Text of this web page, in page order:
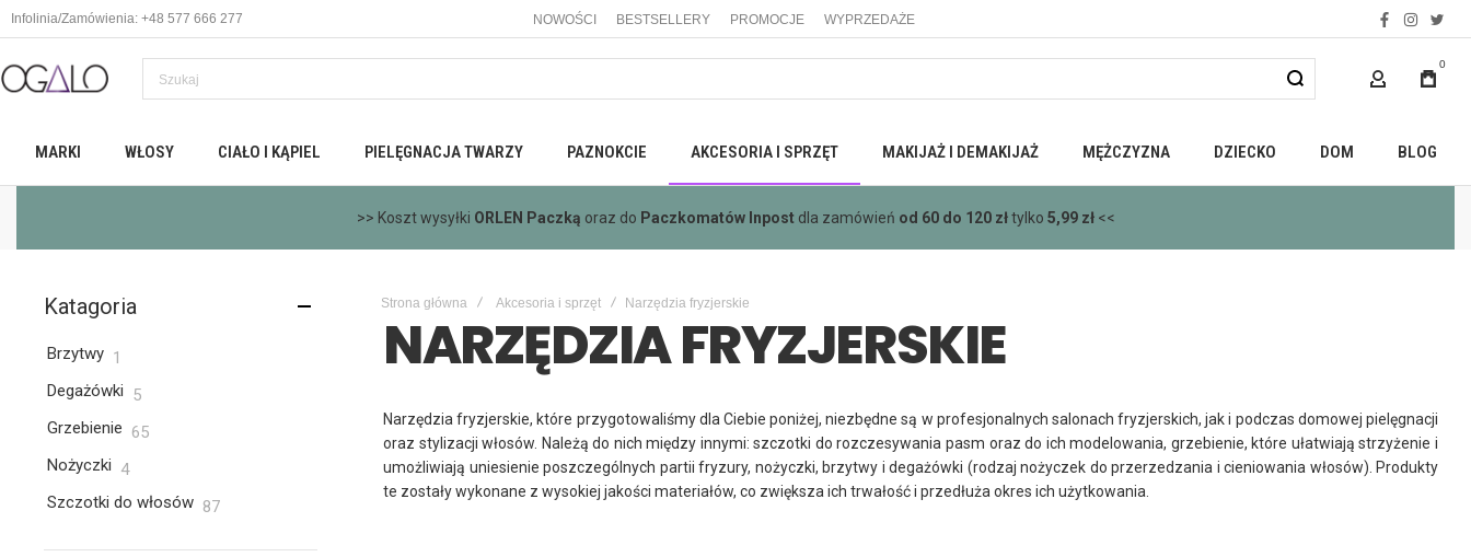
Infolinia/Zamówienia: +48 577 666 277 NOWOŚCI BESTSELLERY PROMOCJE WYPRZEDAŻE
facebook
MOJE KONTO
0
MARKI WŁOSY CIAŁO I KĄPIEL PIELĘGNACJA TWARZY PAZNOKCIE AKCESORIA I SPRZĘT MAKIJAŻ I DEMAKIJAŻ MĘŻCZYZNA DZIECKO DOM BLOG
>>Darmowa wysyłka wszystkimi metodami dostawy dla zamówieńpowyżej 400 zł<<
Strona główna Akcesoria i sprzęt Narzędzia fryzjerskie
NARZĘDZIA FRYZJERSKIE
Narzędzia fryzjerskie, które przygotowaliśmy dla Ciebie poniżej, niezbędne są w profesjonalnych salonach fryzjerskich, jak i podczas domowej pielęgnacji
oraz stylizacji włosów. Należą do nich między innymi: szczotki do rozczesywania pasm oraz do ich modelowania, grzebienie, które ułatwiają strzyżenie i
umożliwiają uniesienie poszczególnych partii fryzury, nożyczki, brzytwy i degażówki (rodzaj nożyczek do przerzedzania i cieniowania włosów). Produkty
te zostały wykonane z wysokiej jakości materiałów, co zwiększa ich trwałość i przedłuża okres ich użytkowania.
Katagoria
Brzytwy 1
Degażówki 5przedmioty
Grzebienie 65przedmioty
Nożyczki 4przedmioty
Szczotki do włosów 87przedmioty